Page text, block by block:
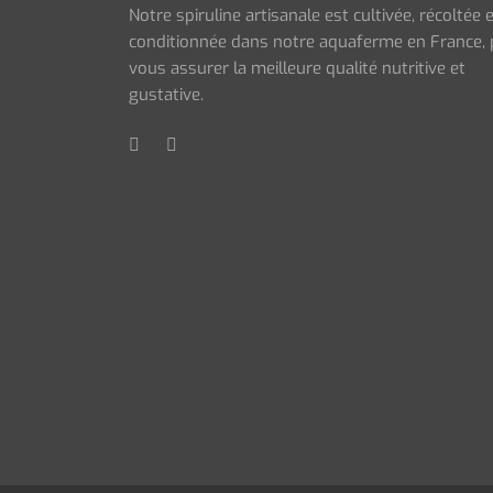
Notre spiruline artisanale est cultivée, récoltée
conditionnée dans notre aquaferme en France,
vous assurer la meilleure qualité nutritive et
gustative.